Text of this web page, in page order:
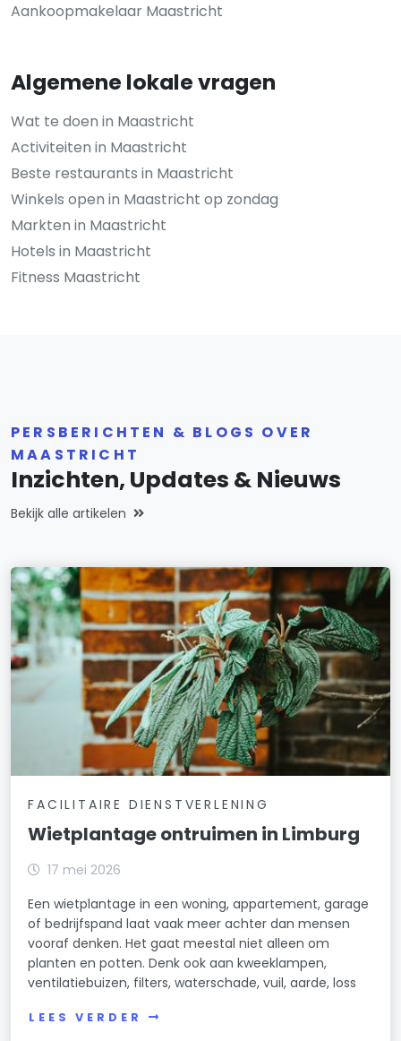
Aankoopmakelaar Maastricht
Algemene lokale vragen
Wat te doen in Maastricht
Activiteiten in Maastricht
Beste restaurants in Maastricht
Winkels open in Maastricht op zondag
Markten in Maastricht
Hotels in Maastricht
Fitness Maastricht
PERSBERICHTEN & BLOGS OVER
MAASTRICHT
Inzichten, Updates & Nieuws
Bekijk alle artikelen
FACILITAIRE DIENSTVERLENING
Wietplantage ontruimen in Limburg
17 mei 2026
Een wietplantage in een woning, appartement, garage
of bedrijfspand laat vaak meer achter dan mensen
vooraf denken. Het gaat meestal niet alleen om
planten en potten. Denk ook aan kweeklampen,
ventilatiebuizen, filters, waterschade, vuil, aarde, loss
LEES VERDER